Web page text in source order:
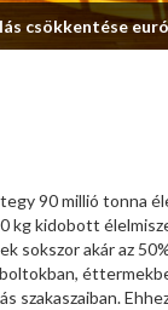
csökkentése
90 millió tonna
kg kidobott
sokszor akár az
szakaszaiban.